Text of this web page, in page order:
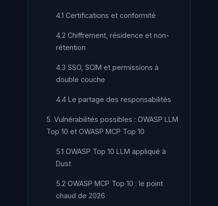
4.1 Certifications et conformité
4.2 Chiffrement, résidence et non-
rétention
4.3 SSO, SCIM et permissions à
double couche
4.4 Le partage des responsabilités
5. Vulnérabilités possibles : OWASP LLM
Top 10 et OWASP MCP Top 10
5.1 OWASP Top 10 LLM appliqué à
Dust
5.2 OWASP MCP Top 10 : le point
chaud de 2026